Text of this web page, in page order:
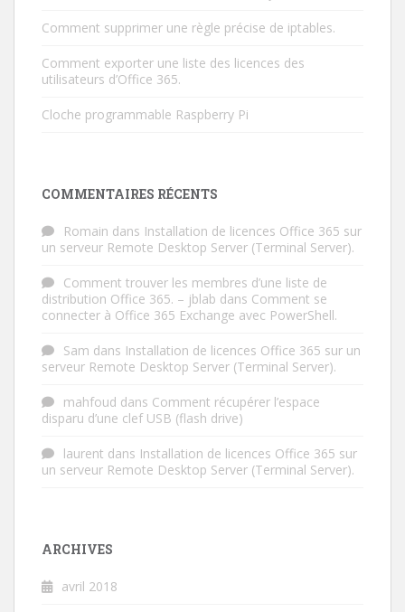
Comment supprimer une règle précise de iptables.
Comment exporter une liste des licences des
utilisateurs d’Office 365.
Cloche programmable Raspberry Pi
COMMENTAIRES RÉCENTS
Romain dans Installation de licences Office 365 sur
un serveur Remote Desktop Server (Terminal Server).
Comment trouver les membres d’une liste de
distribution Office 365. – jblab dans Comment se
connecter à Office 365 Exchange avec PowerShell.
Sam dans Installation de licences Office 365 sur un
serveur Remote Desktop Server (Terminal Server).
mahfoud dans Comment récupérer l’espace
disparu d’une clef USB (flash drive)
laurent dans Installation de licences Office 365 sur
un serveur Remote Desktop Server (Terminal Server).
ARCHIVES
avril 2018